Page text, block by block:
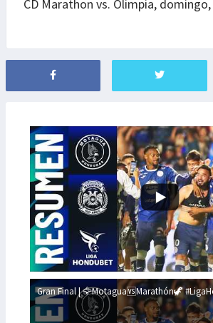
CD Marathon vs. Olimpia, domingo,
Gran Final | 🦅Motagua🆚Marathón🦖